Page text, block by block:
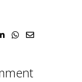
LinkedInWhatsapp
Share